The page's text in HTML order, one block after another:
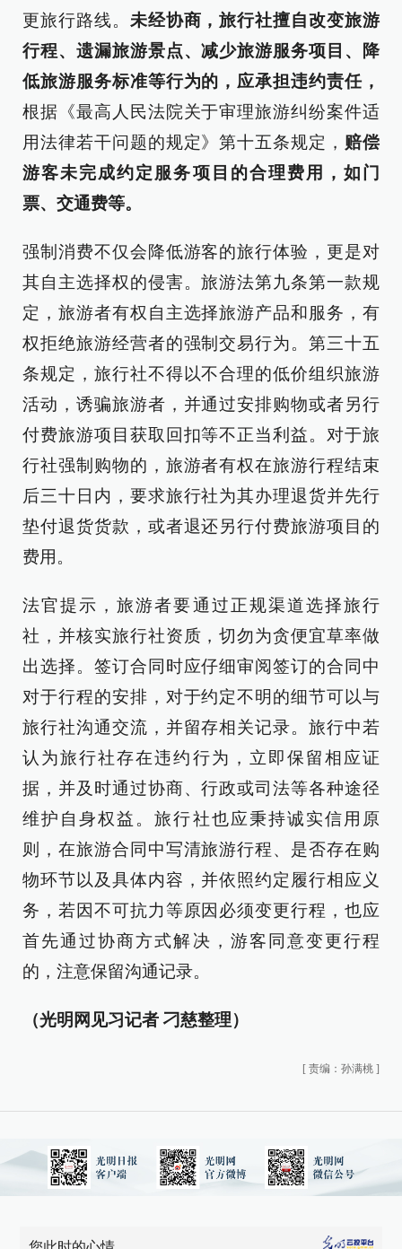
更旅行路线。 未经协商，旅行社擅自改变旅游
行程、遗漏旅游景点、减少旅游服务项目、降
低旅游服务标准等行为的，应承担违约责任，
根据《最高人民法院关于审理旅游纠纷案件适
用法律若干问题的规定》第十五条规定， 赔偿
游客未完成约定服务项目的合理费用，如门
票、交通费等。
强制消费不仅会降低游客的旅行体验，更是对
其自主选择权的侵害。旅游法第九条第一款规
定，旅游者有权自主选择旅游产品和服务，有
权拒绝旅游经营者的强制交易行为。第三十五
条规定，旅行社不得以不合理的低价组织旅游
活动，诱骗旅游者，并通过安排购物或者另行
付费旅游项目获取回扣等不正当利益。对于旅
行社强制购物的，旅游者有权在旅游行程结束
后三十日内，要求旅行社为其办理退货并先行
垫付退货货款，或者退还另行付费旅游项目的
费用。
法官提示，旅游者要通过正规渠道选择旅行
社，并核实旅行社资质，切勿为贪便宜草率做
出选择。签订合同时应仔细审阅签订的合同中
对于行程的安排，对于约定不明的细节可以与
旅行社沟通交流，并留存相关记录。旅行中若
认为旅行社存在违约行为，立即保留相应证
据，并及时通过协商、行政或司法等各种途径
维护自身权益。旅行社也应秉持诚实信用原
则，在旅游合同中写清旅游行程、是否存在购
物环节以及具体内容，并依照约定履行相应义
务，若因不可抗力等原因必须变更行程，也应
首先通过协商方式解决，游客同意变更行程
的，注意保留沟通记录。
（光明网见习记者 刁慈整理）
[ 责编：孙满桃 ]